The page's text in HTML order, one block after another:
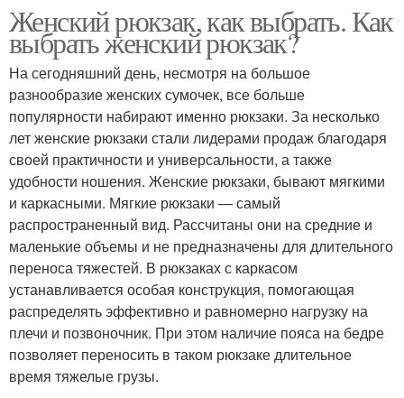
Женский рюкзак, как выбрать. Как
выбрать женский рюкзак?
На сегодняшний день, несмотря на большое
разнообразие женских сумочек, все больше
популярности набирают именно рюкзаки. За несколько
лет женские рюкзаки стали лидерами продаж благодаря
своей практичности и универсальности, а также
удобности ношения. Женские рюкзаки, бывают мягкими
и каркасными. Мягкие рюкзаки — самый
распространенный вид. Рассчитаны они на средние и
маленькие объемы и не предназначены для длительного
переноса тяжестей. В рюкзаках с каркасом
устанавливается особая конструкция, помогающая
распределять эффективно и равномерно нагрузку на
плечи и позвоночник. При этом наличие пояса на бедре
позволяет переносить в таком рюкзаке длительное
время тяжелые грузы.